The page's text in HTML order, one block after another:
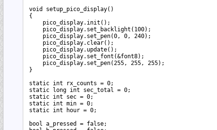
void setup_pico_display()
{
    pico_display.init();
    pico_display.set_backlight(100);
    pico_display.set_pen(0, 0, 240);
    pico_display.clear();
    pico_display.update();
    pico_display.set_font(&font8);
    pico_display.set_pen(255, 255, 255);
}
static int rx_counts = 0;
static long int sec_total = 0;
static int sec = 0;
static int min = 0;
static int hour = 0;
bool a_pressed = false;